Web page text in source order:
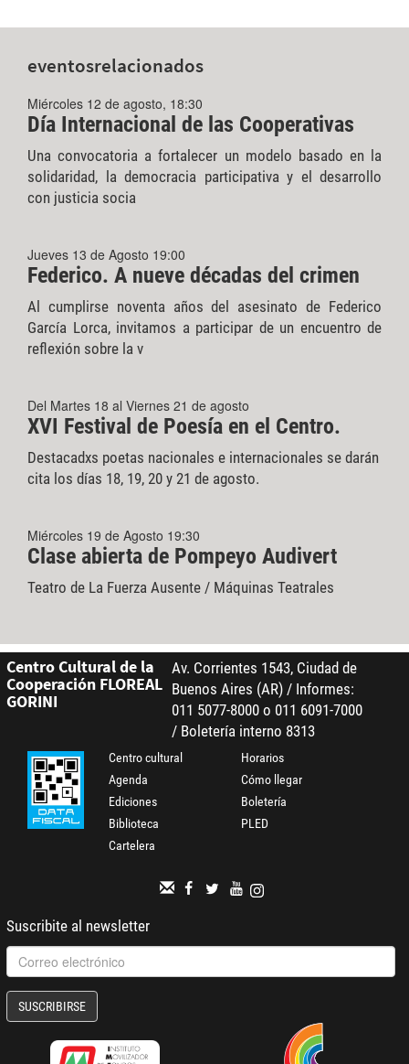
eventosrelacionados
Miércoles 12 de agosto, 18:30
Día Internacional de las Cooperativas
Una convocatoria a fortalecer un modelo basado en la
solidaridad, la democracia participativa y el desarrollo
con justicia socia
Jueves 13 de Agosto 19:00
Federico. A nueve décadas del crimen
Al cumplirse noventa años del asesinato de Federico
García Lorca, invitamos a participar de un encuentro de
reflexión sobre la v
Del Martes 18 al Viernes 21 de agosto
XVI Festival de Poesía en el Centro.
Destacadxs poetas nacionales e internacionales se darán
cita los días 18, 19, 20 y 21 de agosto.
Miércoles 19 de Agosto 19:30
Clase abierta de Pompeyo Audivert
Teatro de La Fuerza Ausente / Máquinas Teatrales
Centro Cultural de la
Cooperación FLOREAL
GORINI
Av. Corrientes 1543, Ciudad de
Buenos Aires (AR) / Informes:
011 5077-8000 o 011 6091-7000
/ Boletería interno 8313
Centro cultural
Agenda
Ediciones
Biblioteca
Cartelera
Horarios
Cómo llegar
Boletería
PLED
Suscribite al newsletter
SUSCRIBIRSE